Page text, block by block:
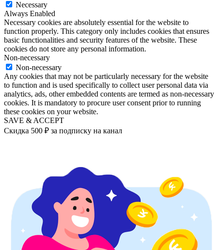
Necessary
Always Enabled
Necessary cookies are absolutely essential for the website to
function properly. This category only includes cookies that ensures
basic functionalities and security features of the website. These
cookies do not store any personal information.
Non-necessary
Non-necessary
Any cookies that may not be particularly necessary for the website
to function and is used specifically to collect user personal data via
analytics, ads, other embedded contents are termed as non-necessary
cookies. It is mandatory to procure user consent prior to running
these cookies on your website.
SAVE & ACCEPT
Скидка 500 ₽ за подписку на канал